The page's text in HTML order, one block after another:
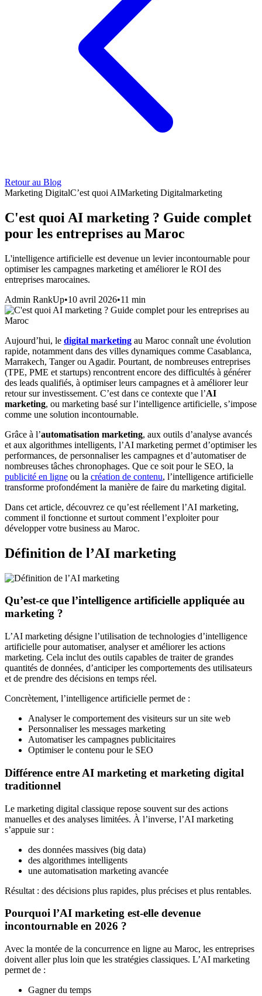
Retour au Blog
Marketing DigitalC’est quoi AIMarketing Digitalmarketing
C'est quoi AI marketing ? Guide complet
pour les entreprises au Maroc
L'intelligence artificielle est devenue un levier incontournable pour
optimiser les campagnes marketing et améliorer le ROI des
entreprises marocaines.
Admin RankUp•10 avril 2026•11 min
Aujourd’hui, le digital marketing au Maroc connaît une évolution
rapide, notamment dans des villes dynamiques comme Casablanca,
Marrakech, Tanger ou Agadir. Pourtant, de nombreuses entreprises
(TPE, PME et startups) rencontrent encore des difficultés à générer
des leads qualifiés, à optimiser leurs campagnes et à améliorer leur
retour sur investissement. C’est dans ce contexte que l’AI
marketing, ou marketing basé sur l’intelligence artificielle, s’impose
comme une solution incontournable.
Grâce à l’automatisation marketing, aux outils d’analyse avancés
et aux algorithmes intelligents, l’AI marketing permet d’optimiser les
performances, de personnaliser les campagnes et d’automatiser de
nombreuses tâches chronophages. Que ce soit pour le SEO, la
publicité en ligne ou la création de contenu, l’intelligence artificielle
transforme profondément la manière de faire du marketing digital.
Dans cet article, découvrez ce qu’est réellement l’AI marketing,
comment il fonctionne et surtout comment l’exploiter pour
développer votre business au Maroc.
Définition de l’AI marketing
Qu’est-ce que l’intelligence artificielle appliquée au
marketing ?
L’AI marketing désigne l’utilisation de technologies d’intelligence
artificielle pour automatiser, analyser et améliorer les actions
marketing. Cela inclut des outils capables de traiter de grandes
quantités de données, d’anticiper les comportements des utilisateurs
et de prendre des décisions en temps réel.
Concrètement, l’intelligence artificielle permet de :
Analyser le comportement des visiteurs sur un site web
Personnaliser les messages marketing
Automatiser les campagnes publicitaires
Optimiser le contenu pour le SEO
Différence entre AI marketing et marketing digital
traditionnel
Le marketing digital classique repose souvent sur des actions
manuelles et des analyses limitées. À l’inverse, l’AI marketing
s’appuie sur :
des données massives (big data)
des algorithmes intelligents
une automatisation marketing avancée
Résultat : des décisions plus rapides, plus précises et plus rentables.
Pourquoi l’AI marketing est-elle devenue
incontournable en 2026 ?
Avec la montée de la concurrence en ligne au Maroc, les entreprises
doivent aller plus loin que les stratégies classiques. L’AI marketing
permet de :
Gagner du temps